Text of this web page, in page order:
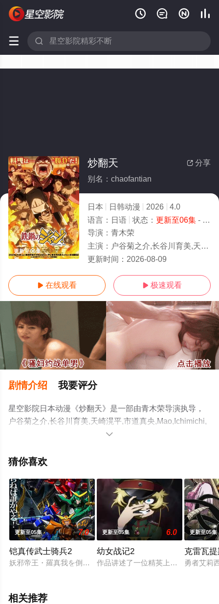
   
 
更新至06集
 分享
炒翻天
别名：chaofantian
日本 日韩动漫 2026
4.0
语言： 日语 状态： 更新至06集- 免费在线观看
导演： 青木荣
主演： 户谷菊之介,长谷川育美,天崎滉平,市道真央,Mao,Ichimichi,樱井孝宏,村田太志,小林裕介,杉田智和
更新时间： 2026-08-09
 在线观看  极速观看
剧情介绍 我要评分
星空影院日本动漫《炒翻天》是一部由青木荣导演执导，
户谷菊之介,长谷川育美,天崎滉平,市道真央,Mao,Ichimichi,
樱井孝宏,村田太志,小林裕介,杉田智和,Tomokazu,Sugita,
机免费观看高清无删减完整版动漫全集就上星空电影网，
了解。

猜你喜欢
更新至05集 7.0
铠真传武士骑兵2
妖邪帝王・羅真我を倒し、妖邪界の侵攻から東京を救って 3
更新至05集 6.0
幼女战记2
作品讲述了一位精英上班族转生至战
更新至05集
克雷瓦
勇者艾莉
相关推荐